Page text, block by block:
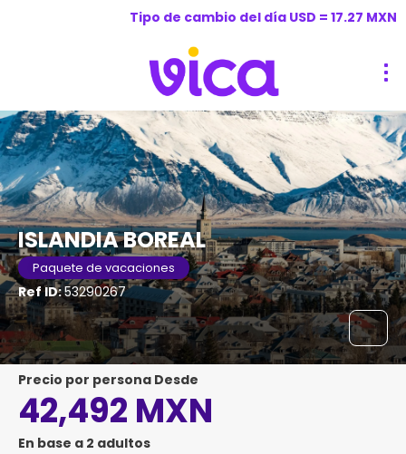
Tipo de cambio del día USD = 17.27 MXN
ISLANDIA BOREAL
Paquete de vacaciones
Ref ID:53290267
precio por persona Desde
42,492 MXN
En base a 2 adultos